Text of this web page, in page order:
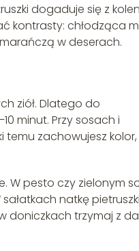
dogaduje się z
kontrasty: chłodząca
w deserach.
ziół. Dlatego do
minut. Przy sosach i
temu zachowujesz kolor,
W pesto czy zielonym
natkę
doniczkach trzymaj z